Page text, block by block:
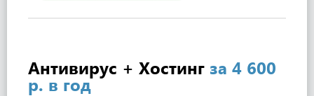
Антивирус + Хостинг за 4 600
р. в год